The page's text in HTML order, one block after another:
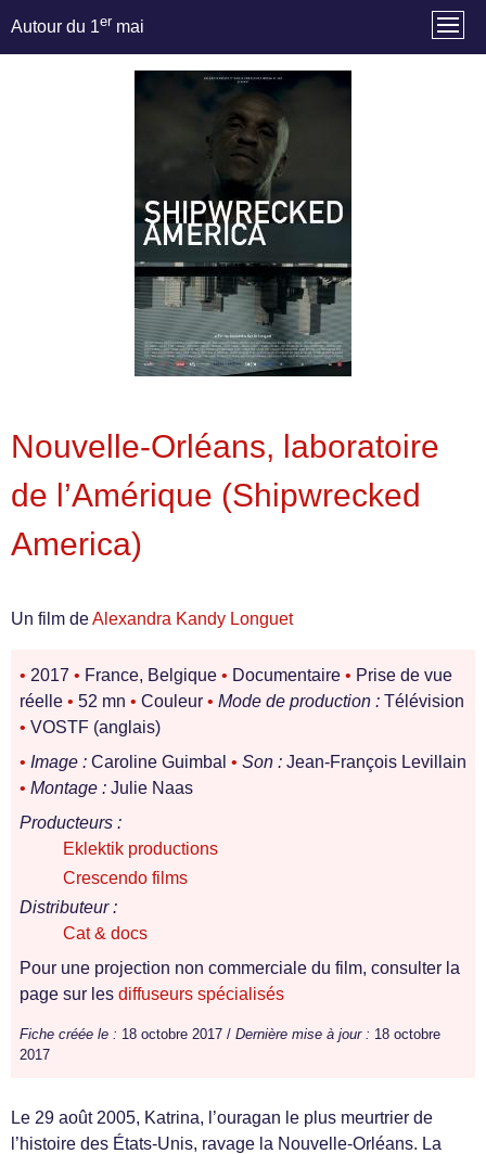
Autour du 1er mai
Nouvelle-Orléans, laboratoire
de l’Amérique (Shipwrecked
America)
Un film deAlexandra Kandy Longuet
• 2017 • France, Belgique • Documentaire • Prise de vue
réelle • 52 mn • Couleur • Mode de production : Télévision
• VOSTF (anglais)
• Image : Caroline Guimbal • Son : Jean-François Levillain
• Montage : Julie Naas
Producteurs :
Eklektik productions
Crescendo films
Distributeur :
Cat & docs
Pour une projection non commerciale du film, consulter la
page sur les diffuseurs spécialisés
Fiche créée le : 18 octobre 2017 / Dernière mise à jour : 18 octobre
2017
Le 29 août 2005, Katrina, l’ouragan le plus meurtrier de
l’histoire des États-Unis, ravage la Nouvelle-Orléans. La